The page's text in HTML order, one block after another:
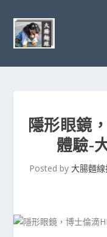
隱形眼鏡
體驗-
Posted by 大腸麵線